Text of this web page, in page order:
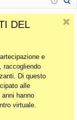
DEL
e
raccogliendo
Di questo
alle
hanno
virtuale.